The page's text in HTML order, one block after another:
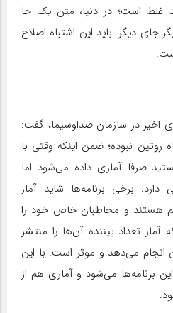
غلط است؛ در دنیا، متن یک جا
دیگر. باید این اشتباه اصلاح
اخیر در سازمان صداوسیما، گفت:
روتین نبوده؛ ضمن اینکه وقتی با
صرفا آماری داده می‌شود اما
دارد. برخی برنامه‌ها شاید آمار
هستند و مخاطبان خاص خود را
آمار تعداد بیننده آن‌ها را منتشر
انجام می‌دهد و موثر است. با این
برنامه‌ها می‌شود و آماری هم از